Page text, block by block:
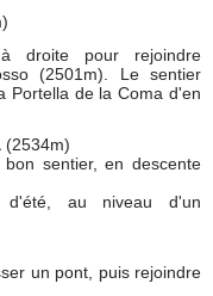
droite pour rejoindre
(2501m). Le sentier
Portella de la Coma d'en
(2534m)
sentier, en descente
au niveau d'un
un pont, puis rejoindre